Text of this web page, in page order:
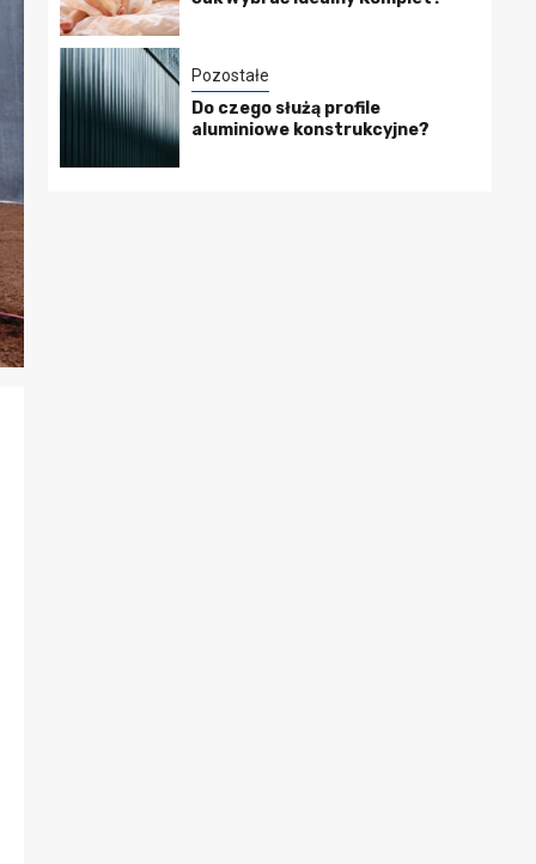
Pozostałe
Do czego służą profile
aluminiowe konstrukcyjne?